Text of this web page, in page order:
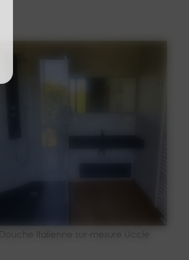
Douche Italienne sur-mesure Uccle